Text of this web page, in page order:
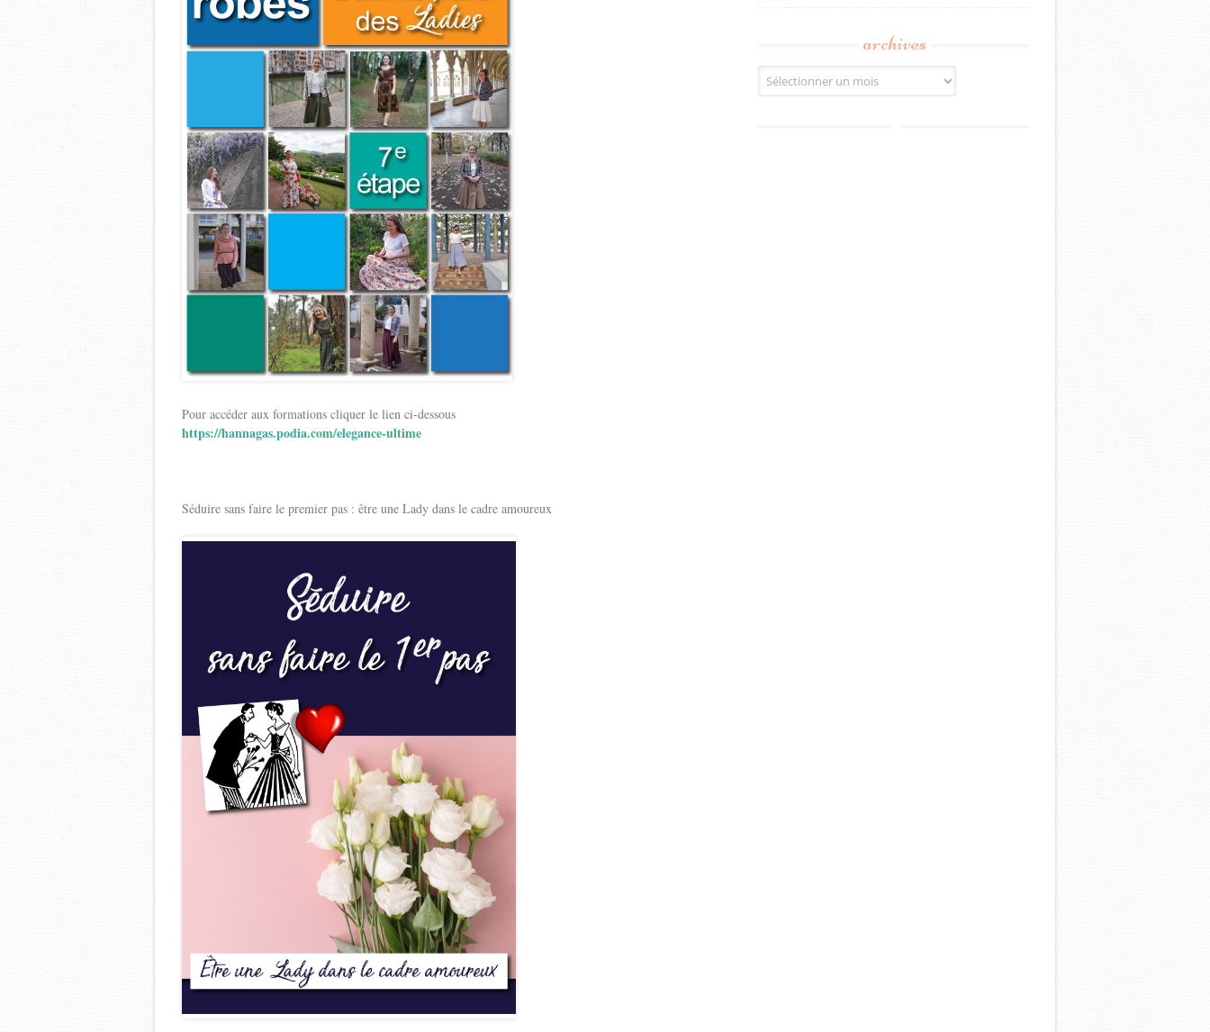
Pour accéder aux formations cliquer le lien ci-dessous
https://hannagas.podia.com/elegance-ultime
Séduire sans faire le premier pas : être une Lady dans le cadre amoureux
archives
Archives